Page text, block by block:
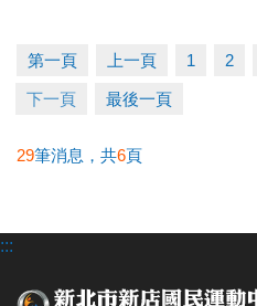
第一頁 上一頁 1 2
下一頁 最後一頁
29筆消息，共6頁
:::